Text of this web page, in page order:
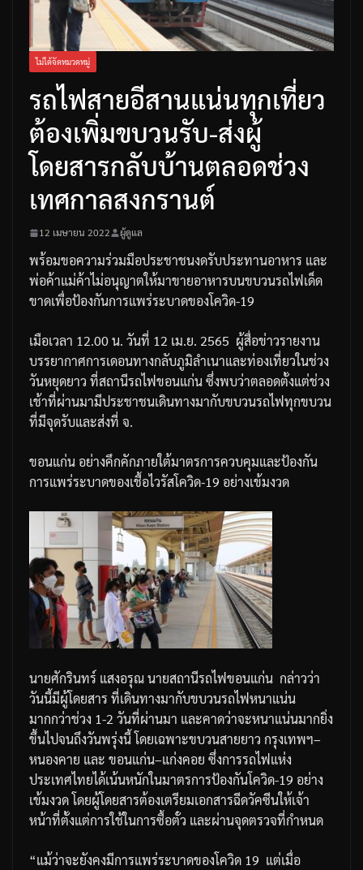
ไม่ได้จัดหมวดหมู่
รถไฟสายอีสานแน่นทุกเที่ยว
ต้องเพิ่มขบวนรับ-ส่งผู้
โดยสารกลับบ้านตลอดช่วง
เทศกาลสงกรานต์
12 เมษายน 2022 ผู้ดูแล
พร้อมขอความร่วมมือประชาชนงดรับประทานอาหาร และ
พ่อค้าแม่ค้าไม่อนุญาตให้มาขายอาหารบนขบวนรถไฟเด็ด
ขาดเพื่อป้องกันการแพร่ระบาดของโควิด-19
เมือเวลา 12.00น. วันที่ 12 เม.ย. 2565 ผู้สื่อข่าวรายงาน
บรรยากาศการเดอนทางกลับภูมิลำเนาและท่องเที่ยวในช่วง
วันหยุดยาว ที่สถานีรถไฟขอนแก่นซึ่งพบว่าตลอดตั้งแต่ช่วง
เช้าที่ผ่านมามีประชาชนเดินทางมากับขบวนรถไฟทุกขบวน
ที่มีจุดรับและส่งที่ จ.
ขอนแก่นอย่างคึกคักภายใต้มาตรการควบคุมและป้องกัน
การแพร่ระบาดของเชื้อไวรัสโควิด-19 อย่างเข้มงวด
นายศักรินทร์ แสงอรุณนายสถานีรถไฟขอนแก่น กล่าวว่า
วันนี้มีผู้โดยสาร ที่เดินทางมากับขบวนรถไฟหนาแน่น
มากกว่าช่วง 1-2 วันที่ผ่านมา และคาดว่าจะหนาแน่นมากยิ่ง
ขึ้นไปจนถึงวันพรุ่งนี้โดยเฉพาะขบวนสายยาว กรุงเทพฯ–
หนองคาย และ ขอนแก่น–แก่งคอย ซึ่งการรถไฟแห่ง
ประเทศไทยได้เน้นหนักในมาตรการป้องกันโควิด-19 อย่าง
เข้มงวดโดยผู้โดยสารต้องเตรียมเอกสารฉีดวัคซีนให้เจ้า
หน้าที่ตั้งแต่การใช้ในการซื้อตั๋ว และผ่านจุดตรวจที่กำหนด
“แม้ว่าจะยังคงมีการแพร่ระบาดของโควิด 19 แต่เมื่อ